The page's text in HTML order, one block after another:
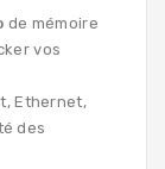
de mémoire
vos
Ethernet,
des